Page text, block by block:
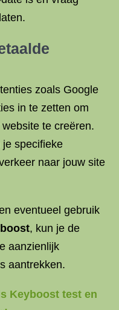
zoals Google
in te zetten om
te creëren.
specifieke
naar jouw site
eventueel gebruik
, kun je de
aanzienlijk
aantrekken.
Keyboost test en